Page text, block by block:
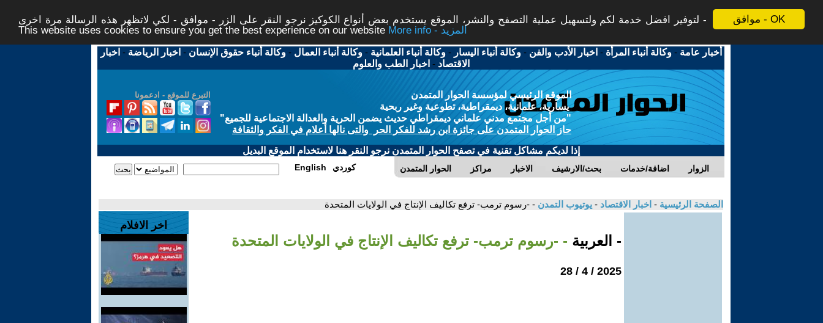
موافق - OK
لتوفير افضل خدمة لكم ولتسهيل عملية التصفح والنشر، الموقع يستخدم بعض أنواع الكوكيز نرجو النقر على الزر - موافق - لكي لاتظهر هذه الرسالة مرة اخرى -
This website uses cookies to ensure you get the best experience on our website
More info - المزيد
أخبار عامة -وكالة أنباء المرأة - اخبار الأدب والفن -وكالة أنباء اليسار -وكالة أنباء العلمانية -وكالة أنباء العمال -وكالة أنباء حقوق الإنسان - اخبار الرياضة - اخبار
الاقتصاد - اخبار الطب والعلوم
التبرع للموقع - ادعمونا
الموقع الرئيسي لمؤسسة الحوار المتمدن
يسارية، علمانية، ديمقراطية، تطوعية وغير ربحية
"من أجل مجتمع مدني علماني ديمقراطي حديث يضمن الحرية والعدالة الاجتماعية للجميع"
حاز الحوار المتمدن على جائزة ابن رشد للفكر الحر والتى نالها أعلام في الفكر والثقافة
إذا لديكم مشاكل تقنية في تصفح الحوار المتمدن نرجو النقر هنا لاستخدام الموقع البديل
الحوار المتمدن مراكز الاخبار بحث/الارشيف اضافة/خدمات الزوار English كوردي
الصفحة الرئيسية - اخبار الاقتصاد - يوتيوب التمدن - -رسوم ترمب- ترفع تكاليف الإنتاج في الولايات المتحدة
- العربية - -رسوم ترمب- ترفع تكاليف الإنتاج في الولايات المتحدة
2025 / 4 / 28
اخر الافلام